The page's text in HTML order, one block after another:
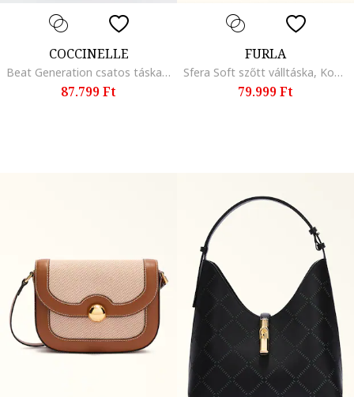
COCCINELLE
Beat Generation csatos táska láncos fogantyúval, Fekete
87.799 Ft
FURLA
Sfera Soft szőtt válltáska, Konyakbarna
79.999 Ft